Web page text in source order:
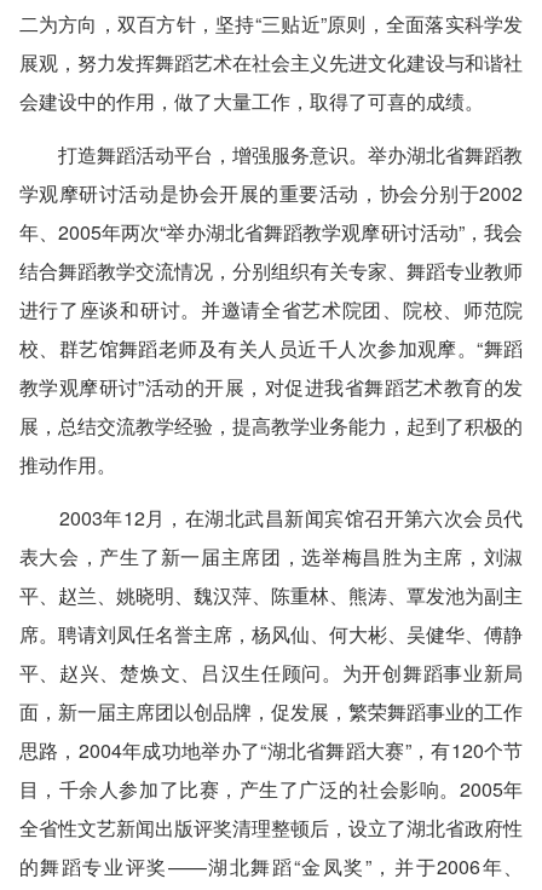
二为方向，双百方针，坚持“三贴近”原则，全面落实科学发
展观，努力发挥舞蹈艺术在社会主义先进文化建设与和谐社
会建设中的作用，做了大量工作，取得了可喜的成绩。
打造舞蹈活动平台，增强服务意识。举办湖北省舞蹈教
学观摩研讨活动是协会开展的重要活动，协会分别于2002
年、2005年两次“举办湖北省舞蹈教学观摩研讨活动”，我会
结合舞蹈教学交流情况，分别组织有关专家、舞蹈专业教师
进行了座谈和研讨。并邀请全省艺术院团、院校、师范院
校、群艺馆舞蹈老师及有关人员近千人次参加观摩。“舞蹈
教学观摩研讨”活动的开展，对促进我省舞蹈艺术教育的发
展，总结交流教学经验，提高教学业务能力，起到了积极的
推动作用。
2003年12月，在湖北武昌新闻宾馆召开第六次会员代
表大会，产生了新一届主席团，选举梅昌胜为主席，刘淑
平、赵兰、姚晓明、魏汉萍、陈重林、熊涛、覃发池为副主
席。聘请刘凤任名誉主席，杨风仙、何大彬、吴健华、傅静
平、赵兴、楚焕文、吕汉生任顾问。为开创舞蹈事业新局
面，新一届主席团以创品牌，促发展，繁荣舞蹈事业的工作
思路，2004年成功地举办了“湖北省舞蹈大赛”，有120个节
目，千余人参加了比赛，产生了广泛的社会影响。2005年
全省性文艺新闻出版评奖清理整顿后，设立了湖北省政府性
的舞蹈专业评奖——湖北舞蹈“金凤奖”，并于2006年、